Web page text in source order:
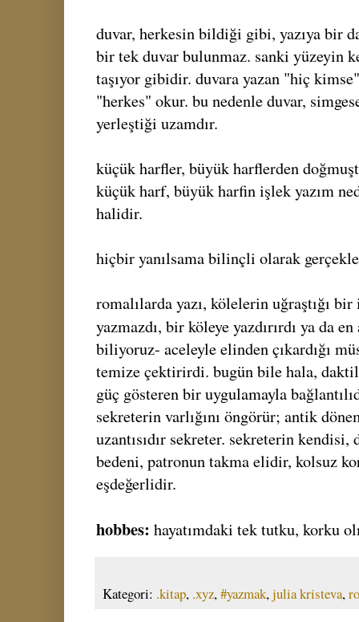
duvar, herkesin bildiği gibi, yazıya bir
bir tek duvar bulunmaz. sanki yüzeyin
taşıyor gibidir. duvara yazan "hiç
"herkes" okur. bu nedenle duvar,
yerleştiği uzamdır.
küçük harfler, büyük harflerden
küçük harf, büyük harfin işlek yazım
halidir.
hiçbir yanılsama bilinçli olarak
romalılarda yazı, kölelerin uğraştığı
yazmazdı, bir köleye yazdırırdı ya da en
biliyoruz- aceleyle elinden çıkardığı
temize çektirirdi. bugün bile hala,
güç gösteren bir uygulamayla
sekreterin varlığını öngörür; antik
uzantısıdır sekreter. sekreterin
bedeni, patronun takma elidir, kolsuz
eşdeğerlidir.
hobbes: hayatımdaki tek tutku, korku
Kategori: .kitap, .xyz,#yazmak,julia kristeva,